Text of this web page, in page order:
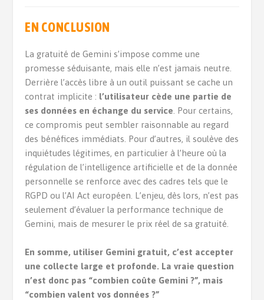
EN CONCLUSION
La gratuité de Gemini s’impose comme une
promesse séduisante, mais elle n’est jamais neutre.
Derrière l’accès libre à un outil puissant se cache un
contrat implicite : l’utilisateur cède une partie de
ses données en échange du service . Pour certains,
ce compromis peut sembler raisonnable au regard
des bénéfices immédiats. Pour d’autres, il soulève des
inquiétudes légitimes, en particulier à l’heure où la
régulation de l’intelligence artificielle et de la donnée
personnelle se renforce avec des cadres tels que le
RGPD ou l’AI Act européen. L’enjeu, dès lors, n’est pas
seulement d’évaluer la performance technique de
Gemini, mais de mesurer le prix réel de sa gratuité.
En somme, utiliser Gemini gratuit, c’est accepter
une collecte large et profonde. La vraie question
n’est donc pas “combien coûte Gemini ?”, mais
“combien valent vos données ?”